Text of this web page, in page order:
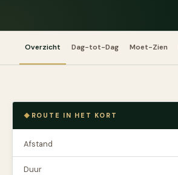
Overzicht Dag-tot-Dag Moet-Zien
ROUTE IN HET KORT
Afstand
Duur